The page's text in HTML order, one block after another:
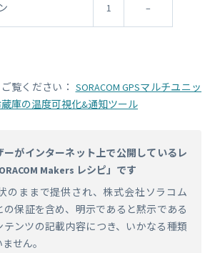
1 –
覧ください： SORACOM GPSマルチユニッ
蔵庫の温度可視化&通知ツール
がインターネット上で公開しているレ
Makers レシピ」です
のままで提供され、株式会社ソラコム
の保証を含め、明示であると黙示である
テンツの記載内容につき、いかなる種類
せん。